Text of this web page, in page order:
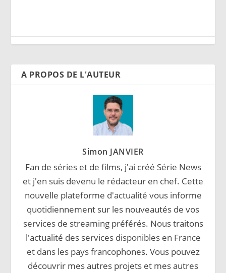
A PROPOS DE L'AUTEUR
Simon JANVIER
Fan de séries et de films, j'ai créé Série News
et j'en suis devenu le rédacteur en chef. Cette
nouvelle plateforme d'actualité vous informe
quotidiennement sur les nouveautés de vos
services de streaming préférés. Nous traitons
l'actualité des services disponibles en France
et dans les pays francophones. Vous pouvez
découvrir mes autres projets et mes autres